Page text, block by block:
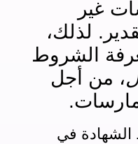
غير
لذلك،
الشروط
، من أجل
في